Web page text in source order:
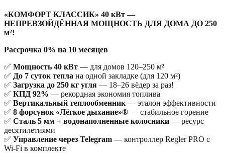
«КОМФОРТ КЛАССИК» 40 кВт —
НЕПРЕВЗОЙДЁННАЯ МОЩНОСТЬ ДЛЯ ДОМА ДО 250
м²!
Рассрочка 0% на 10 месяцев
✅ Мощность 40 кВт — для домов 120–250 м²
✅ До 7 суток тепла на одной закладке (для 120 м²)
✅ Загрузка до 250 кг угля — 18–26 вёдер за раз!
✅ КПД 92% — рекордная экономия топлива
✅ Вертикальный теплообменник — эталон эффективности
✅ 8 форсунок «Лёгкое дыхание»® — стабильное горение
✅ Сталь 5 мм + водонаполненные колосники — ресурс
десятилетиями
✅ Управление через Telegram — контроллер Regler PRO с
Wi-Fi в комплекте